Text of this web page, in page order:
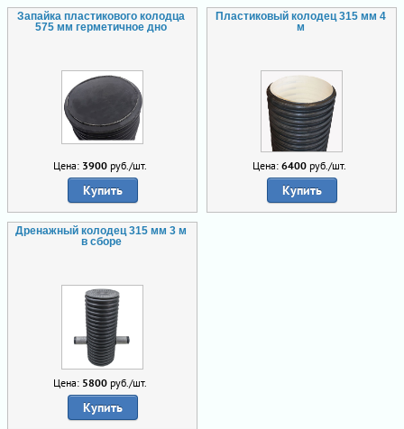
Запайка пластикового колодца
575 мм герметичное дно
Цена: 3900 руб./шт.
Купить
Пластиковый колодец 315 мм 4
м
Цена: 6400 руб./шт.
Купить
Дренажный колодец 315 мм 3 м
в сборе
Цена: 5800 руб./шт.
Купить